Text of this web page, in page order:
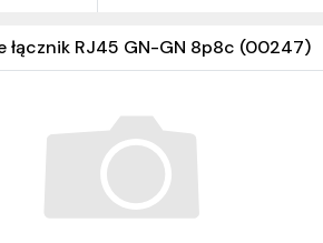
łącznik RJ45 GN-GN 8p8c (00247)